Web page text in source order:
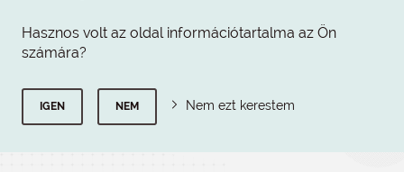
Hasznos volt az oldal információtartalma az Ön
számára?
IGEN NEM Nem ezt kerestem